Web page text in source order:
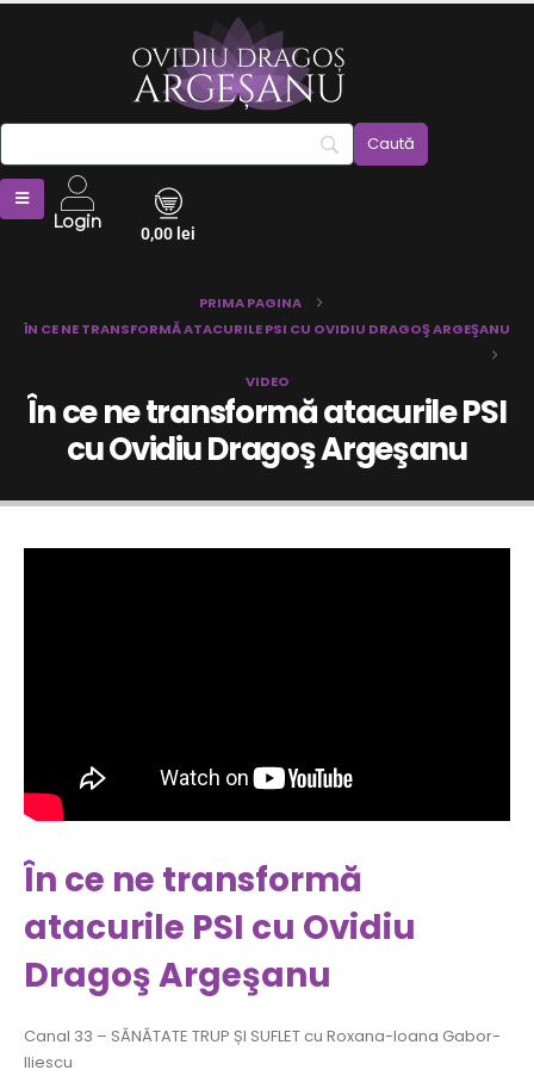
Login 0,00 lei
PRIMA PAGINA
ÎN CE NE TRANSFORMĂ ATACURILE PSI CU OVIDIU DRAGOŞ ARGEŞANU
VIDEO
În ce ne transformă atacurile PSI
cu Ovidiu Dragoş Argeşanu
În ce ne transformă
atacurile PSI cu Ovidiu
Dragoş Argeşanu
Canal 33 – SĂNĂTATE TRUP ȘI SUFLET cu Roxana-Ioana Gabor-
Iliescu